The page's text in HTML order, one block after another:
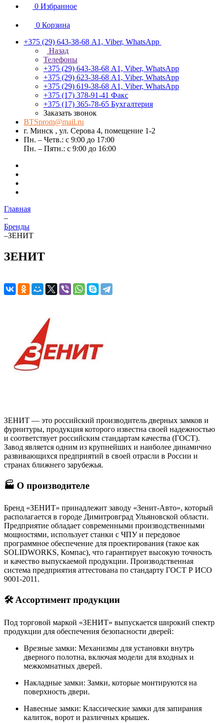
0 Избранное
0 Корзина
+375 (29) 643-38-68 А1, Viber, WhatsApp
Назад
Телефоны
+375 (29) 643-38-68 А1, Viber, WhatsApp
+375 (29) 623-38-68 А1, Viber, WhatsApp
+375 (29) 619-38-68 А1, Viber, WhatsApp
+375 (17) 378-91-41 Факс
+375 (17) 365-78-65 Бухгалтерия
Заказать звонок
BTSprom@mail.ru
г. Минск , ул. Серова 4, помещение 1-2
Пн. – Четв.: с 9:00 до 17:00
Пн. – Пятн.: с 9:00 до 16:00
Главная
–
Бренды
–ЗЕНИТ
ЗЕНИТ
ЗЕНИТ — это российский производитель дверных замков и
фурнитуры, продукция которого известна своей надежностью
и соответствует российским стандартам качества (ГОСТ).
Завод является одним из крупнейших и наиболее динамично
развивающихся предприятий в своей отрасли в России и
странах ближнего зарубежья.
🏭 О производителе
Бренд «ЗЕНИТ» принадлежит заводу «Зенит-Авто», который
располагается в городе Димитровград Ульяновской области.
Предприятие обладает современными производственными
мощностями, использует станки с ЧПУ и передовое
программное обеспечение для проектирования (такое как
SOLIDWORKS, Компас), что гарантирует высокую точность
и качество выпускаемой продукции. Производственная
система предприятия аттестована по стандарту ГОСТ Р ИСО
9001-2011.
🛠️ Ассортимент продукции
Под торговой маркой «ЗЕНИТ» выпускается широкий спектр
продукции для обеспечения безопасности дверей:
Врезные замки: Механизмы для установки внутрь
дверного полотна, включая модели для входных и
межкомнатных дверей.
Накладные замки: Замки, которые монтируются на
поверхность двери.
Навесные замки: Классические замки для запирания
калиток, ворот и различных крышек.